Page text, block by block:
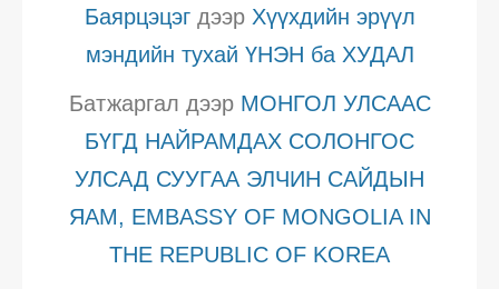
Баярцэцэгдээр Хүүхдийн эрүүл
мэндийн тухай ҮНЭН ба ХУДАЛ
Батжаргал дээр МОНГОЛ УЛСААС
БҮГД НАЙРАМДАХ СОЛОНГОС
УЛСАД СУУГАА ЭЛЧИН САЙДЫН
ЯАМ, EMBASSY OF MONGOLIA IN
THE REPUBLIC OF KOREA